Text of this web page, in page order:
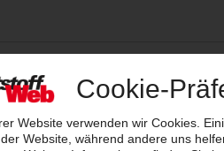
to make flexible